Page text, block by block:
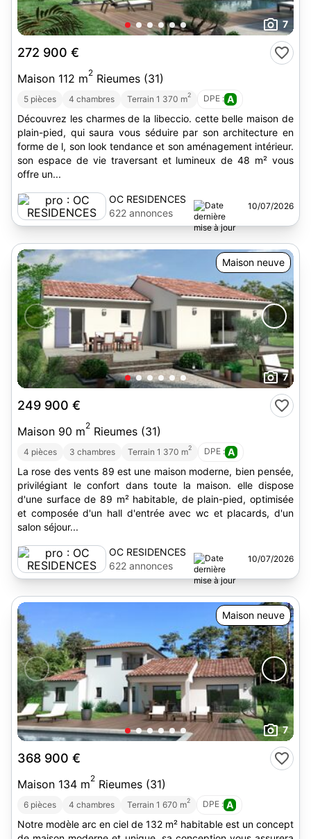
7
272 900 €
Maison 112 m2 Rieumes (31)
5 pièces 4 chambres Terrain 1 370 m2 DPE : A
Découvrez les charmes de la libeccio. cette belle maison de
plain-pied, qui saura vous séduire par son architecture en
forme de l, son look tendance et son aménagement intérieur.
son espace de vie traversant et lumineux de 48 m² vous
offre un...
OC RESIDENCES
622 annonces
10/07/2026
Maison neuve
7
249 900 €
Maison 90 m2 Rieumes (31)
4 pièces 3 chambres Terrain 1 370 m2 DPE : A
La rose des vents 89 est une maison moderne, bien pensée,
privilégiant le confort dans toute la maison. elle dispose
d'une surface de 89 m² habitable, de plain-pied, optimisée
et composée d'un hall d'entrée avec wc et placards, d'un
salon séjour...
OC RESIDENCES
622 annonces
10/07/2026
Maison neuve
7
368 900 €
Maison 134 m2 Rieumes (31)
6 pièces 4 chambres Terrain 1 670 m2 DPE : A
Notre modèle arc en ciel de 132 m² habitable est un concept